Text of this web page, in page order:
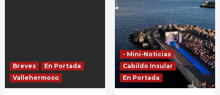
Breves
En Portada
Vallehermoso
- Mini-Noticias
Cabildo Insular
En Portada